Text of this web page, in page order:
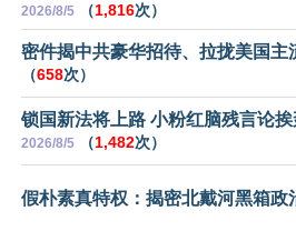
2026/8/5 （1,816次）
密件揭中共豪华招待、拉拢美国主
（658次）
锁国新法将上路 小粉红脑残言论
2026/8/5 （1,482次）
假朴素真特权：揭密北戴河黑箱政